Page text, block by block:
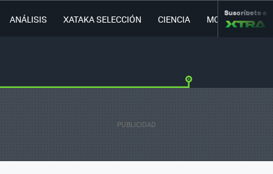
ANÁLISIS XATAKA SELECCIÓN CIENCIA MOVILIDAD
Suscríbete a